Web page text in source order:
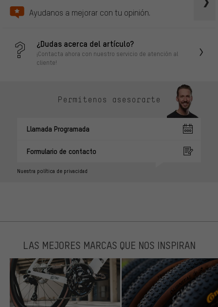
Ayudanos a mejorar con tu opinión.
¿Dudas acerca del artículo?
¡Contacta ahora con nuestro servicio de atención al
cliente!
Permítenos asesorarte
Llamada Programada
Formulario de contacto
Nuestra política de privacidad
LAS MEJORES MARCAS QUE NOS INSPIRAN